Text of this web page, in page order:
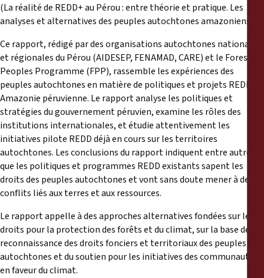
Informes anuales
(La réalité de REDD+ au Pérou : entre théorie et pratique. Les
analyses et alternatives des peuples autochtones amazoniens)
Ce rapport, rédigé par des organisations autochtones nationales
et régionales du Pérou (AIDESEP, FENAMAD, CARE) et le Forest
Peoples Programme (FPP), rassemble les expériences des
peuples autochtones en matière de politiques et projets REDD en
Amazonie péruvienne. Le rapport analyse les politiques et
stratégies du gouvernement péruvien, examine les rôles des
institutions internationales, et étudie attentivement les
initiatives pilote REDD déjà en cours sur les territoires
autochtones. Les conclusions du rapport indiquent entre autres
que les politiques et programmes REDD existants sapent les
droits des peuples autochtones et vont sans doute mener à des
conflits liés aux terres et aux ressources.
Le rapport appelle à des approches alternatives fondées sur les
droits pour la protection des forêts et du climat, sur la base de la
reconnaissance des droits fonciers et territoriaux des peuples
autochtones et du soutien pour les initiatives des communautés
en faveur du climat.